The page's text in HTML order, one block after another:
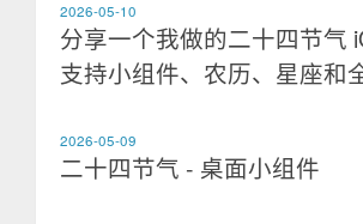
2026-05-10
分享一个我做的二十四节气
支持小组件、农历、星座和
2026-05-09
二十四节气 - 桌面小组件